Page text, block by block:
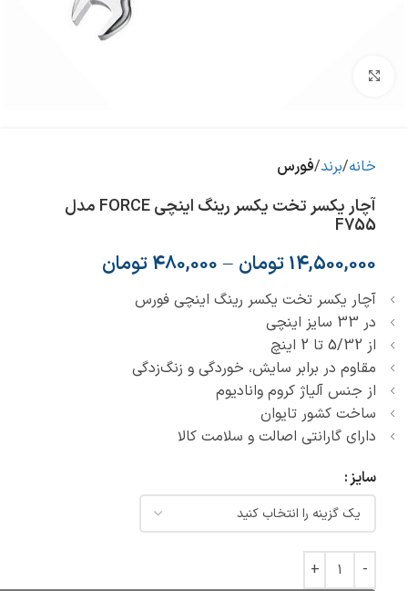
خانه برند فورس
آچار یکسر تخت یکسر رینگ اینچی FORCE مدل
F755
14,500,000تومان –
480,000تومان
آچار یکسر تخت یکسر رینگ اینچی فورس
در 33 سایز اینچی
از 5/32 تا 2 اینچ
مقاوم در برابر سایش، خوردگی و زنگ‌زدگی
از جنس آلیاژ کروم وانادیوم
ساخت کشور تایوان
دارای گارانتی اصالت و سلامت کالا
سایز